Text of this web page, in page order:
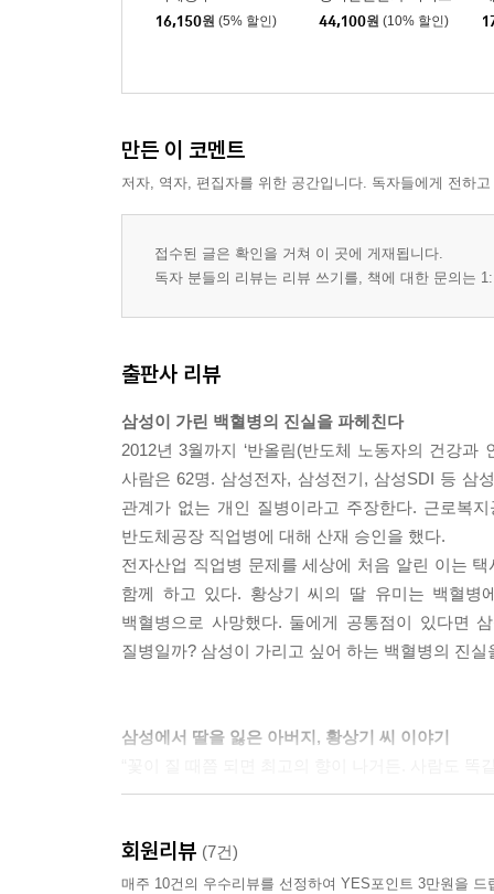
16,150원 (5% 할인) 44,100원 (10% 할인)
만든 이 코멘트
저자, 역자, 편집자를 위한 공간입니다. 독자들에게 전하
접수된 글은 확인을 거쳐 이 곳에 게재됩니다.
독자 분들의 리뷰는 리뷰 쓰기를, 책에 대한 문의는
출판사 리뷰
삼성이 가린 백혈병의 진실을 파헤친다
2012년 3월까지 ‘반올림(반도체 노동자의 건강
사람은 62명. 삼성전자, 삼성전기, 삼성SDI 등 삼
관계가 없는 개인 질병이라고 주장한다. 근로복
반도체공장 직업병에 대해 산재 승인을 했다.
전자산업 직업병 문제를 세상에 처음 알린 이는
함께 하고 있다. 황상기 씨의 딸 유미는 백혈
백혈병으로 사망했다. 둘에게 공통점이 있다면
질병일까? 삼성이 가리고 싶어 하는 백혈병의 진실
삼성에서 딸을 잃은 아버지, 황상기 씨 이야기
사람만의 향기를 가진다고 한다. 나이를 먹으면
말한다. 그러나 딸을 잃게 만든 그곳, 삼성에서는
회원리뷰 (7건)
매주 10건의 우수리뷰를 선정하여 YES포인트 3만원을 드